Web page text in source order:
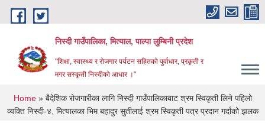
Skip to main content
निस्दी गाउँपालिका, मित्याल, पाल्पा लुम्बिनी प्रदेश
"शिक्षा, स्वास्थ्य र रोजगार पर्यटन सहितको पुर्वाधार, प्रकृती र
मगर सस्कृती निस्दीको आधार ।"
You are here
Home» बैदेशिक रोजगारीका लागि निस्दी गाउँपालिकाबाट श्रम स्विकृती लिने पहिलो
व्यक्ति निस्दी-४, मित्यालका भिम बहादुर सुतीलाई श्रम स्विकृती पत्र प्रदान गर्दाको झलक